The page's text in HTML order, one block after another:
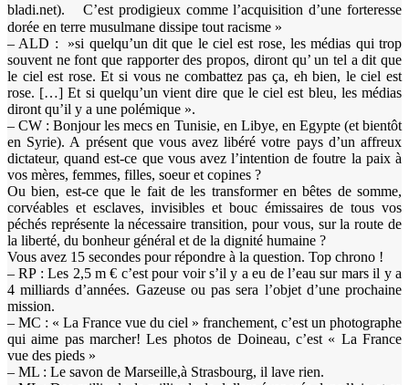
bladi.net). C’est prodigieux comme l’acquisition d’une forteresse
dorée en terre musulmane dissipe tout racisme »
– ALD : ‎ »si quelqu’un dit que le ciel est rose, les médias qui trop
souvent ne font que rapporter des propos, diront qu’ un tel a dit que
le ciel est rose. Et si vous ne combattez pas ça, eh bien, le ciel est
rose. […] Et si quelqu’un vient dire que le ciel est bleu, les médias
diront qu’il y a une polémique ».
– CW : Bonjour les mecs en Tunisie, en Libye, en Egypte (et bientôt
en Syrie). A présent que vous avez libéré votre pays d’un affreux
dictateur, quand est-ce que vous avez l’intention de foutre la paix à
vos mères, femmes, filles, soeur et copines ?
Ou bien, est-ce que le fait de les transformer en bêtes de somme,
corvéables et esclaves, invisibles et bouc émissaires de tous vos
péchés représente la nécessaire transition, pour vous, sur la route de
la liberté, du bonheur général et de la dignité humaine ?
Vous avez 15 secondes pour répondre à la question. Top chrono !
– RP : Les 2,5 m € c’est pour voir s’il y a eu de l’eau sur mars il y a
4 milliards d’années. Gazeuse ou pas sera l’objet d’une prochaine
mission.
– MC : « La France vue du ciel » franchement, c’est un photographe
qui aime pas marcher! Les photos de Doineau, c’est « La France
vue des pieds »
– ML : Le savon de Marseille,à Strasbourg, il lave rien.